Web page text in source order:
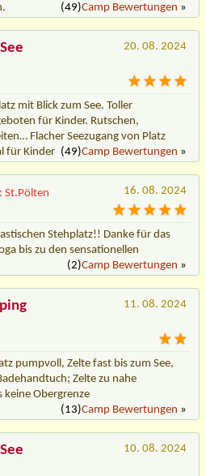
(49)Camp Bewertungen »
20. 08. 2024
mit Blick zum See. Toller
für Kinder. Rutschen,
Flacher Seezugang von Platz
für Kinder (49)Camp Bewertungen »
St.Pölten
16. 08. 2024
Stehplatz!! Danke für das
bis zu den sensationellen
(2)Camp Bewertungen »
11. 08. 2024
pumpvoll, Zelte fast bis zum See,
Zelte zu nahe
keine Obergrenze
(13)Camp Bewertungen »
10. 08. 2024